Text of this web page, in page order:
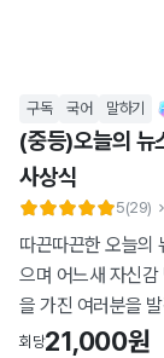
구독 국어 말하기
(중등)오늘의 뉴
사상식
5(29)
따끈따끈한 오늘의
으며 어느새 자신
을 가진 여러분을
회당21,000원